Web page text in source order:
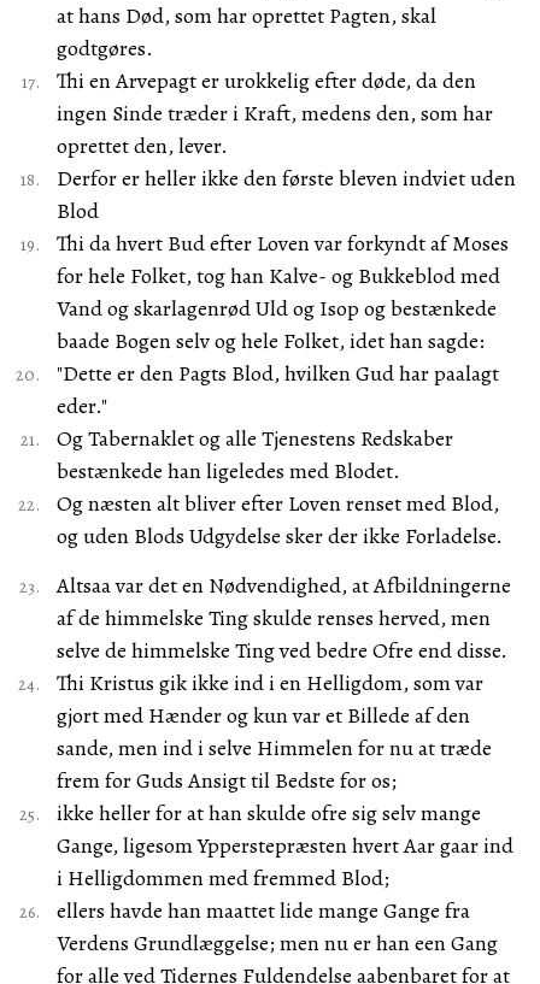
at hans Død, som har oprettet Pagten, skal
godtgøres.
Thi en Arvepagt er urokkelig efter døde, da den
ingen Sinde træder i Kraft, medens den, som har
oprettet den, lever.
Derfor er heller ikke den første bleven indviet uden
Blod
Thi da hvert Bud efter Loven var forkyndt af Moses
for hele Folket, tog han Kalve- og Bukkeblod med
Vand og skarlagenrød Uld og Isop og bestænkede
baade Bogen selv og hele Folket, idet han sagde:
"Dette er den Pagts Blod, hvilken Gud har paalagt
eder."
Og Tabernaklet og alle Tjenestens Redskaber
bestænkede han ligeledes med Blodet.
Og næsten alt bliver efter Loven renset med Blod,
og uden Blods Udgydelse sker der ikke Forladelse.
Altsaa var det en Nødvendighed, at Afbildningerne
af de himmelske Ting skulde renses herved, men
selve de himmelske Ting ved bedre Ofre end disse.
Thi Kristus gik ikke ind i en Helligdom, som var
gjort med Hænder og kun var et Billede af den
sande, men ind i selve Himmelen for nu at træde
frem for Guds Ansigt til Bedste for os;
ikke heller for at han skulde ofre sig selv mange
Gange, ligesom Ypperstepræsten hvert Aar gaar ind
i Helligdommen med fremmed Blod;
ellers havde han maattet lide mange Gange fra
Verdens Grundlæggelse; men nu er han een Gang
for alle ved Tidernes Fuldendelse aabenbaret for at